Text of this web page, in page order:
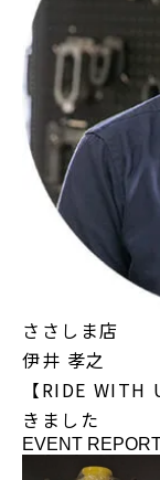
ささしま店
伊井 孝之
【RIDE WITH
きました
EVENT